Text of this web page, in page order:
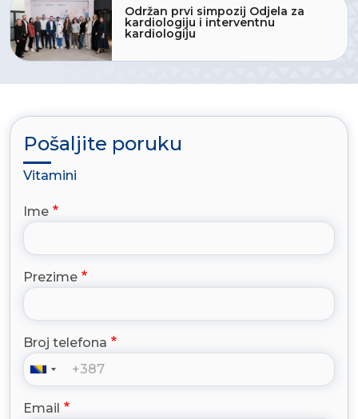
Održan prvi simpozij Odjela za
kardiologiju i interventnu
kardiologiju
Pošaljite poruku
Vitamini
Ime
Prezime
Broj telefona
Email